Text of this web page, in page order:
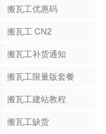
搬瓦工优惠码
搬瓦工 CN2
搬瓦工补货通知
搬瓦工限量版套餐
搬瓦工建站教程
搬瓦工缺货